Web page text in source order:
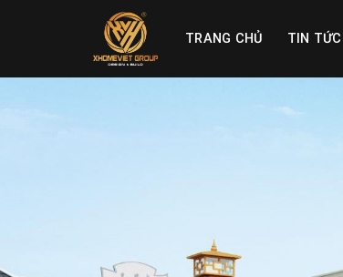
TRANG CHỦ TIN TỨC